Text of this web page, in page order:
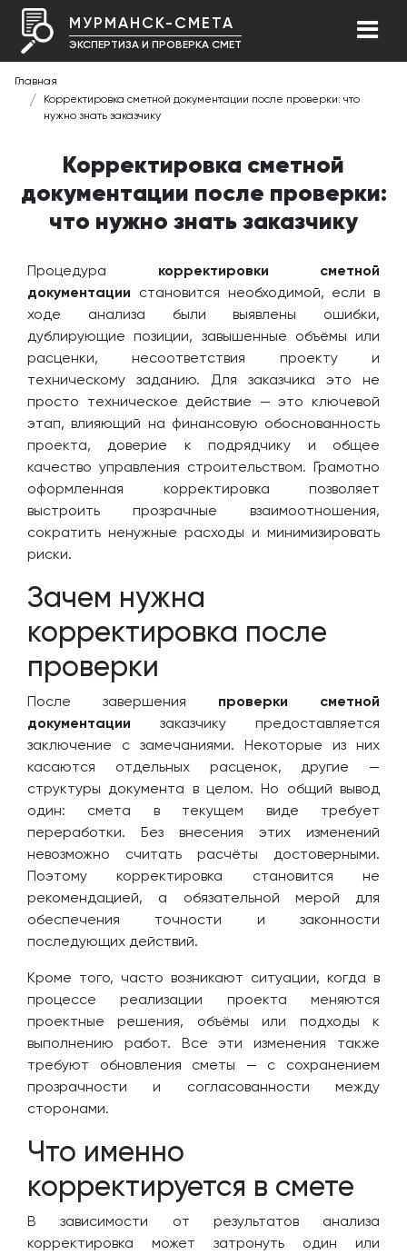
МУРМАНСК-СМЕТА
ЭКСПЕРТИЗА И ПРОВЕРКА СМЕТ
Главная
Корректировка сметной документации после проверки: что
нужно знать заказчику
Корректировка сметной
документации после проверки:
что нужно знать заказчику
Процедура корректировки сметной
документации становится необходимой, если в
ходе анализа были выявлены ошибки,
дублирующие позиции, завышенные объёмы или
расценки, несоответствия проекту и
техническому заданию. Для заказчика это не
просто техническое действие — это ключевой
этап, влияющий на финансовую обоснованность
проекта, доверие к подрядчику и общее
качество управления строительством. Грамотно
оформленная корректировка позволяет
выстроить прозрачные взаимоотношения,
сократить ненужные расходы и минимизировать
риски.
Зачем нужна
корректировка после
проверки
После завершения проверки сметной
документации заказчику предоставляется
заключение с замечаниями. Некоторые из них
касаются отдельных расценок, другие —
структуры документа в целом. Но общий вывод
один: смета в текущем виде требует
переработки. Без внесения этих изменений
невозможно считать расчёты достоверными.
Поэтому корректировка становится не
рекомендацией, а обязательной мерой для
обеспечения точности и законности
последующих действий.
Кроме того, часто возникают ситуации, когда в
процессе реализации проекта меняются
проектные решения, объёмы или подходы к
выполнению работ. Все эти изменения также
требуют обновления сметы — с сохранением
прозрачности и согласованности между
сторонами.
Что именно
корректируется в смете
В зависимости от результатов анализа
корректировка может затронуть один или